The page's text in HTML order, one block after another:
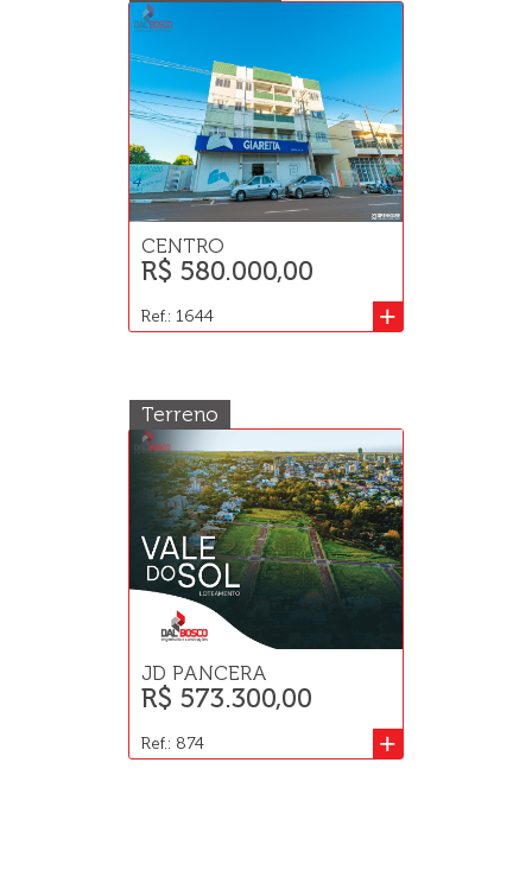
CENTRO
R$ 580.000,00
+
Ref.: 1644
Terreno
JD PANCERA
R$ 573.300,00
+
Ref.: 874